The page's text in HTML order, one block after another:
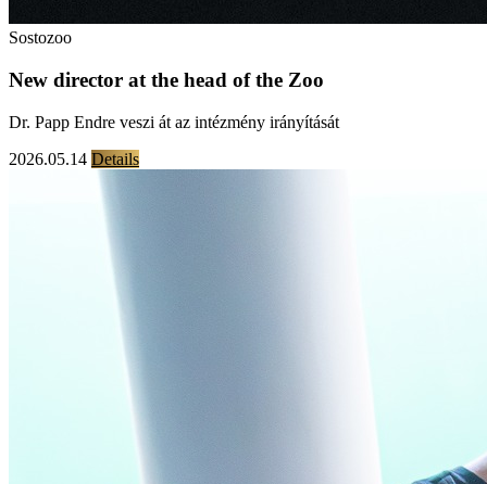
Sostozoo
New director at the head of the Zoo
Dr. Papp Endre veszi át az intézmény irányítását
2026.05.14 Details